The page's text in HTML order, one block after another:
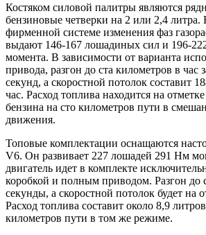
Костяком силовой палитры являются
бензиновые четверки на 2 или 2,4 литра.
фирменной системе изменения фаз
выдают 146-167 лошадиных сил и 196-
момента. В зависимости от варианта
привода, разгон до ста километров в час
секунд, а скоростной потолок составит
час. Расход топлива находится на
бензина на сто километров пути в
движения.
Топовые комплектации оснащаются
V6. Он развивает 227 лошадей 291 Нм
двигатель идет в комплекте
коробкой и полным приводом. Разгон до
секунды, а скоростной потолок будет на
Расход топлива составит около 8,9
километров пути в том же режиме.